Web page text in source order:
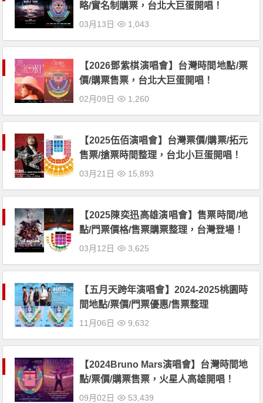
略/實名制購票，台北大巨蛋開唱！
03月13日 1,043
【2026鄧紫棋演唱會】台灣時間地點/票
價/購票售票，台北大巨蛋開唱！
02月09日 1,260
【2025伍佰演唱會】台灣票價/購票/拓元
售票/搶票時間整理，台北小巨蛋開唱！
03月21日 15,893
【2025陳奕迅高雄演唱會】售票時間/地
點/門票價格/售票購票整理，台灣登場！
03月12日 3,625
【五月天跨年演唱會】2024-2025桃園時
間地點/票價/門票優惠/售票整理
11月06日 9,632
【2024Bruno Mars演唱會】台灣時間地
點/票價/購票售票，火星人高雄開唱！
09月02日 53,439